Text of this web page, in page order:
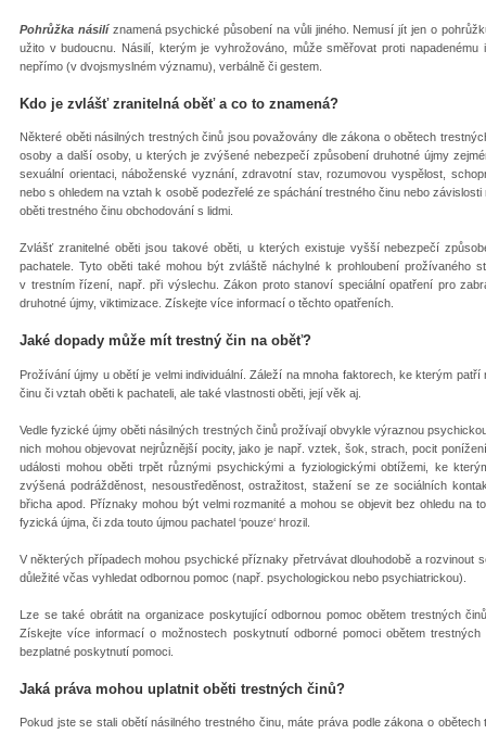
Pohrůžka násilíznamená psychické působení na vůli jiného. Nemusí jít jen o
užito v budoucnu. Násilí, kterým je vyhrožováno, může směřovat proti
nepřímo (v dvojsmyslném významu), verbálně či gestem.
Kdo je zvlášť zranitelná oběť a co to znamená?
Některé oběti násilných trestných činů jsou považovány dle zákona o obětech
osoby a další osoby, u kterých je zvýšené nebezpečí způsobení druhotné újmy
sexuální orientaci, náboženské vyznání, zdravotní stav, rozumovou vyspělost,
nebo s ohledem na vztah k osobě podezřelé ze spáchání trestného činu nebo
oběti trestného činu obchodování s lidmi.
Zvlášť zranitelné oběti jsou takové oběti, u kterých existuje vyšší nebezpečí
pachatele. Tyto oběti také mohou být zvláště náchylné k prohloubení prožívaného
v trestním řízení, např. při výslechu. Zákon proto stanoví speciální opatření pro
druhotné újmy, viktimizace. Získejte více informací o těchto opatřeních.
Jaké dopady může mít trestný čin na oběť?
Prožívání újmy u obětí je velmi individuální. Záleží na mnoha faktorech, ke kterým
činu či vztah oběti k pachateli, ale také vlastnosti oběti, její věk aj.
Vedle fyzické újmy oběti násilných trestných činů prožívají obvykle výraznou
nich mohou objevovat nejrůznější pocity, jako je např. vztek, šok, strach, pocit
události mohou oběti trpět různými psychickými a fyziologickými obtížemi, ke
zvýšená podrážděnost, nesoustředěnost, ostražitost, stažení se ze sociálních
břicha apod. Příznaky mohou být velmi rozmanité a mohou se objevit bez ohledu na
fyzická újma, či zda touto újmou pachatel ‘pouze‘ hrozil.
V některých případech mohou psychické příznaky přetrvávat dlouhodobě a rozvinout
důležité včas vyhledat odbornou pomoc (např. psychologickou nebo psychiatrickou).
Lze se také obrátit na organizace poskytující odbornou pomoc obětem trestných
Získejte více informací o možnostech poskytnutí odborné pomoci obětem
bezplatné poskytnutí pomoci.
Jaká práva mohou uplatnit oběti trestných činů?
Pokud jste se stali obětí násilného trestného činu, máte práva podle zákona o